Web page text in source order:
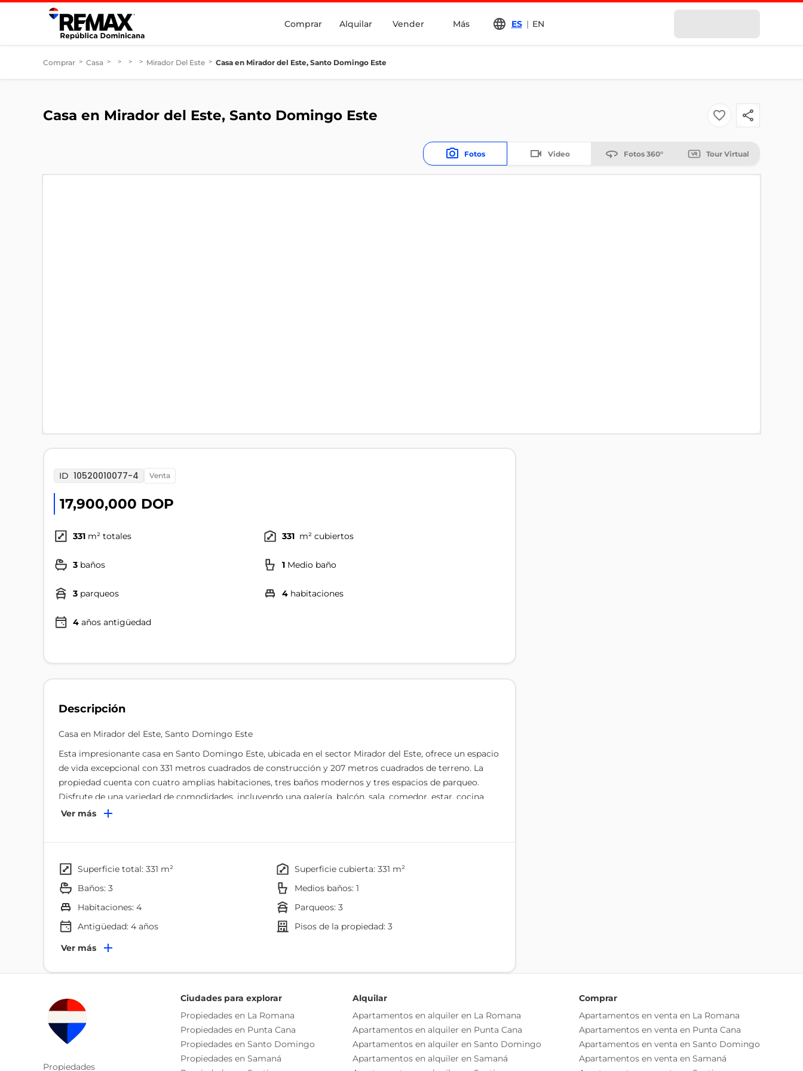
Comprar Alquilar Vender Más ES | EN
Comprar > Casa > > > > Mirador Del Este > Casa en Mirador del Este, Santo Domingo Este
Casa en Mirador del Este, Santo Domingo Este
Fotos Video Fotos 360° Tour Virtual
ID 10520010077-4 venta
17,900,000 DOP
331 m² totales 331 m² cubiertos
3 baños 1 Medio baño
3 parqueos 4 habitaciones
4 años antigüedad
Descripción
Casa en Mirador del Este, Santo Domingo Este
Esta impresionante casa en Santo Domingo Este, ubicada en el sector Mirador del Este, ofrece un espacio
de vida excepcional con 331 metros cuadrados de construcción y 207 metros cuadrados de terreno. La
propiedad cuenta con cuatro amplias habitaciones, tres baños modernos y tres espacios de parqueo.
Disfrute de una variedad de comodidades, incluyendo una galería, balcón, sala, comedor, estar, cocina
equipada, cisterna, desayunador, escalera, terraza, jardín, marquesina, jacuzzi, área de lavado, verjas y
Ver más
superficie total: 331 m²
superficie cubierta: 331 m²
baños: 3
Medios baños: 1
habitaciones: 4
parqueos: 3
Antigüedad: 4 años pisos de la propiedad: 3
Terminaciones
Pisos De Cerámica
Balcón
Sala
Comedor
Cocina
Comodidades Y Amenities
Ver más
Propiedades
Ciudades para explorar
Propiedades en La Romana
Propiedades en Punta Cana
Propiedades en Santo Domingo
Propiedades en Samaná
Alquilar
Apartamentos en alquiler en La Romana
Apartamentos en alquiler en Punta Cana
Apartamentos en alquiler en Santo Domingo
Apartamentos en alquiler en Samaná
Comprar
Apartamentos en venta en La Romana
Apartamentos en venta en Punta Cana
Apartamentos en venta en Santo Domingo
Apartamentos en venta en Samaná